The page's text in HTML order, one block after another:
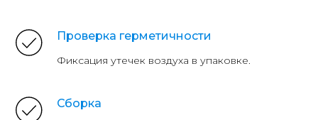
Проверка герметичности
Фиксация утечек воздуха в упаковке.
Сборка